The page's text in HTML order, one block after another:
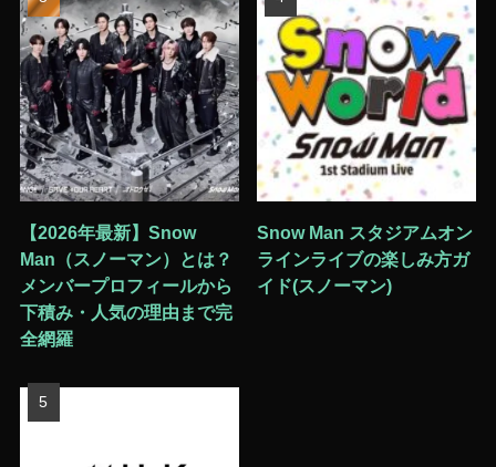
【2026年最新】Snow
Man（スノーマン）とは？
メンバープロフィールから
下積み・人気の理由まで完
全網羅
Snow Man スタジアムオン
ラインライブの楽しみ方ガ
イド(スノーマン)